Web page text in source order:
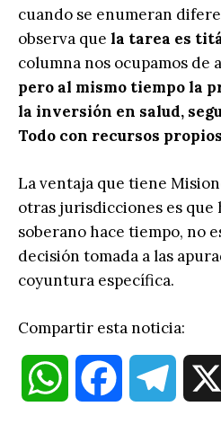
cuando se enumeran
observa que la tarea es
columna nos ocupamos de
pero al mismo tiempo la
la inversión en salud,
Todo con recursos
La ventaja que tiene
otras jurisdicciones es que
soberano hace tiempo, no
decisión tomada a las
coyuntura específica.
Compartir esta noticia:
W